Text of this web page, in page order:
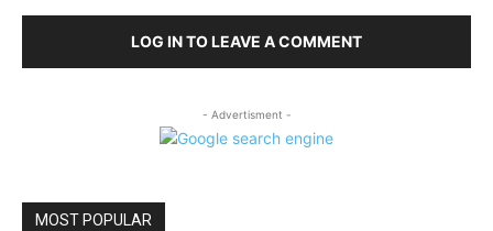
LOG IN TO LEAVE A COMMENT
- Advertisment -
MOST POPULAR